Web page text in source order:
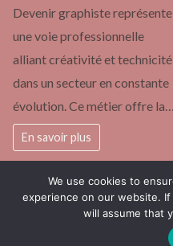
Devenir graphiste représente
une voie professionnelle
alliant créativité et technicité
dans un secteur en constante
évolution. Ce métier offre la…
En savoir plus
actualité européenne vue par
We use cookies to
experience on our website.
will assume that